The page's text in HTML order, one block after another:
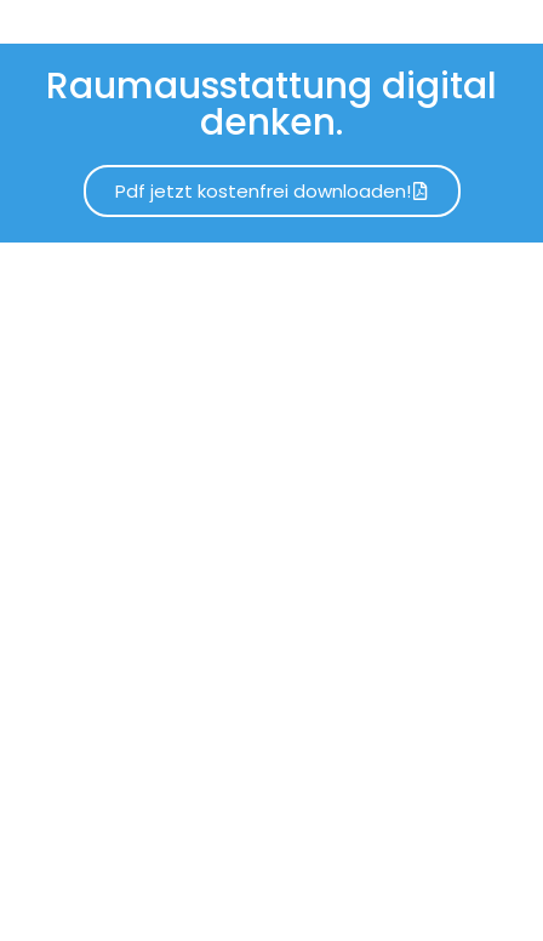
Raumausstattung digital
denken.
Pdf jetzt kostenfrei downloaden!